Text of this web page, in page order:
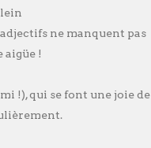
ne manquent pas
aigüe !
!), qui se font une joie de